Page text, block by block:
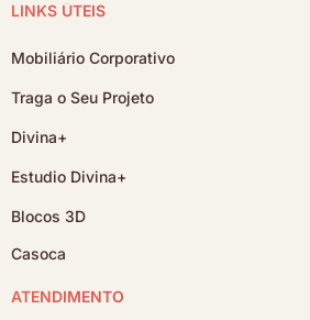
LINKS ÚTEIS
Mobiliário Corporativo
Traga o Seu Projeto
Divina+
Estudio Divina+
Blocos 3D
Casoca
ATENDIMENTO